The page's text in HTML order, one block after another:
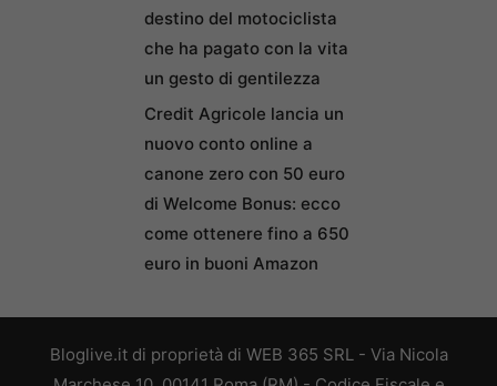
destino del motociclista
che ha pagato con la vita
un gesto di gentilezza
Credit Agricole lancia un
nuovo conto online a
canone zero con 50 euro
di Welcome Bonus: ecco
come ottenere fino a 650
euro in buoni Amazon
Bloglive.it di proprietà di WEB 365 SRL - Via Nicola